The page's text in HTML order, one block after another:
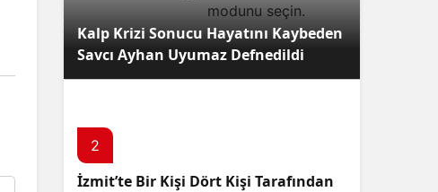
modunu seçin.
Kalp Krizi Sonucu Hayatını Kaybeden
Savcı Ayhan Uyumaz Defnedildi
2
İzmit’te Bir Kişi Dört Kişi Tarafından